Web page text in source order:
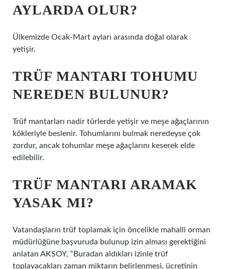
AYLARDA OLUR?
Ülkemizde Ocak-Mart ayları arasında doğal olarak
yetişir.
TRÜF MANTARI TOHUMU
NEREDEN BULUNUR?
Trüf mantarları nadir türlerde yetişir ve meşe ağaçlarının
kökleriyle beslenir. Tohumlarını bulmak neredeyse çok
zordur, ancak tohumlar meşe ağaçlarını keserek elde
edilebilir.
TRÜF MANTARI ARAMAK
YASAK MI?
Vatandaşların trüf toplamak için öncelikle mahalli orman
müdürlüğüne başvuruda bulunup izin alması gerektiğini
anlatan AKSOY, “Buradan aldıkları izinle trüf
toplayacakları zaman miktarın belirlenmesi, ücretinin